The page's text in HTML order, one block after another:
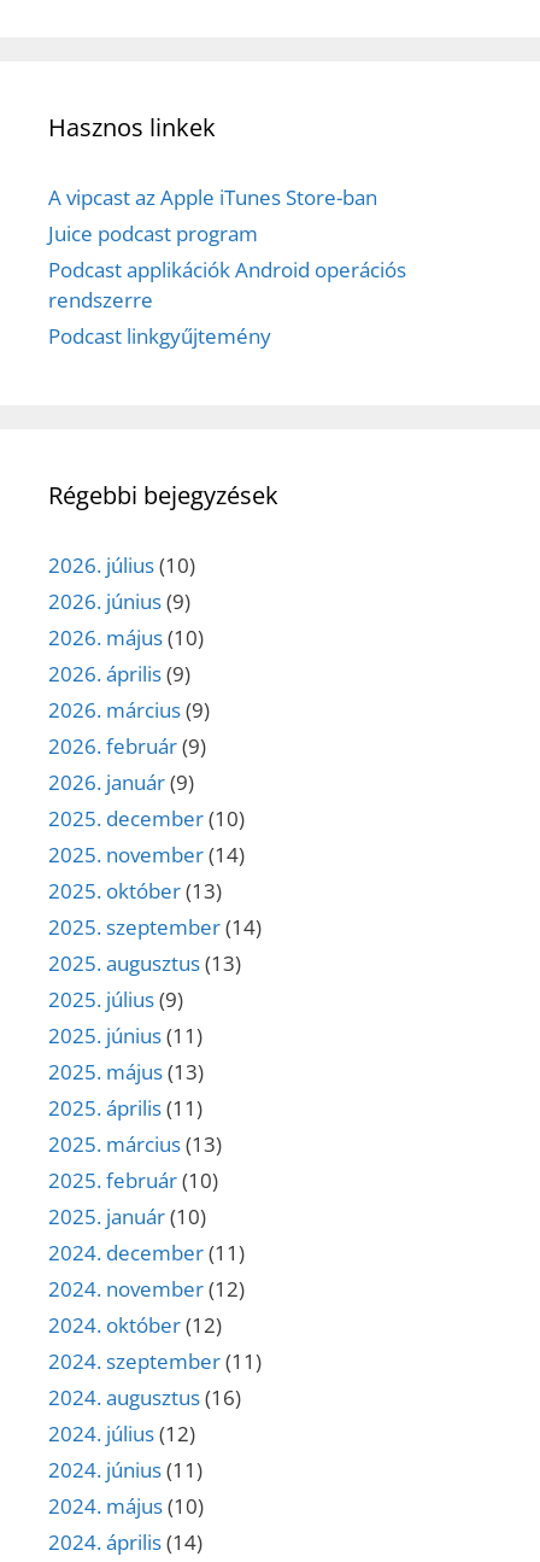
Hasznos linkek
A vipcast az Apple iTunes Store-ban
Juice podcast program
Podcast applikációk Android operációs
rendszerre
Podcast linkgyűjtemény
Régebbi bejegyzések
2026. július(10)
2026. június(9)
2026. május(10)
2026. április(9)
2026. március(9)
2026. február(9)
2026. január(9)
2025. december(10)
2025. november(14)
2025. október(13)
2025. szeptember(14)
2025. augusztus(13)
2025. július(9)
2025. június(11)
2025. május(13)
2025. április(11)
2025. március(13)
2025. február(10)
2025. január(10)
2024. december(11)
2024. november(12)
2024. október(12)
2024. szeptember(11)
2024. augusztus(16)
2024. július(12)
2024. június(11)
2024. május(10)
2024. április(14)